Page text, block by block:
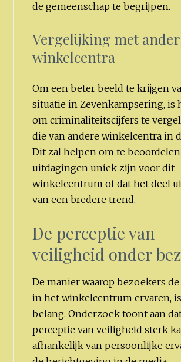
de gemeenschap te begrijpen.
Vergelijking met
winkelcentra
Om een beter beeld te krijgen
situatie in Zevenkampsering, is
om criminaliteitscijfers te
die van andere winkelcentra in
Dit zal helpen om te
uitdagingen uniek zijn voor dit
winkelcentrum of dat het deel
van een bredere trend.
De perceptie van
veiligheid onder
De manier waarop bezoekers
in het winkelcentrum ervaren,
belang. Onderzoek toont aan
perceptie van veiligheid sterk
afhankelijk van persoonlijke